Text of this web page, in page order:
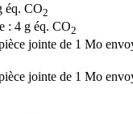
éq. CO2
: 4 g éq. CO2
jointe de 1 Mo
jointe de 1 Mo